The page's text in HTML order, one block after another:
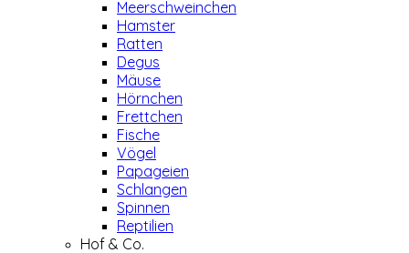
Meerschweinchen
Hamster
Ratten
Degus
Mäuse
Hörnchen
Frettchen
Fische
Vögel
Papageien
Schlangen
Spinnen
Reptilien
Hof & Co.